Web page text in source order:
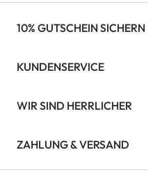
10% GUTSCHEIN SICHERN
KUNDENSERVICE
WIR SIND HERRLICHER
ZAHLUNG & VERSAND